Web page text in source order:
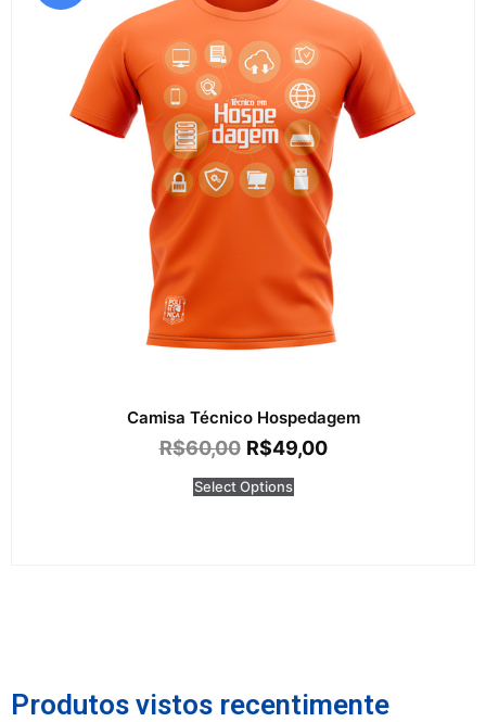
Camisa Técnico Hospedagem
R$60,00 R$49,00
Select Options
Produtos vistos recentimente